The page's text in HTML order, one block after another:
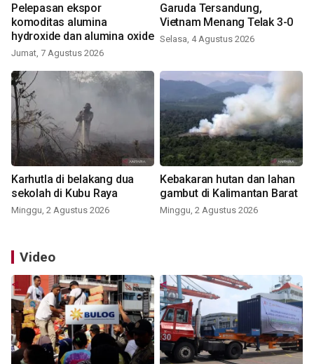
Pelepasan ekspor
komoditas alumina
hydroxide dan alumina oxide
Jumat, 7 Agustus 2026
Garuda Tersandung,
Vietnam Menang Telak 3-0
Selasa, 4 Agustus 2026
Karhutla di belakang dua
sekolah di Kubu Raya
Minggu, 2 Agustus 2026
Kebakaran hutan dan lahan
gambut di Kalimantan Barat
Minggu, 2 Agustus 2026
Video